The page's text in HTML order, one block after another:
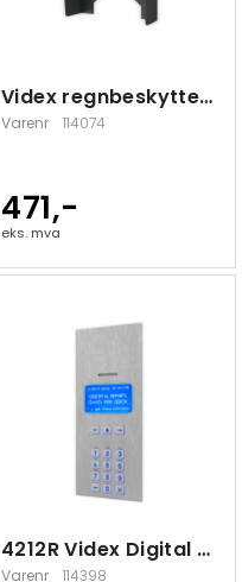
Videx regnbeskyttelse 1 modul påvegg
Varenr 114074
471,-
eks. mva
4212R Videx Digital Porttelefon VX2200
Varenr 114398